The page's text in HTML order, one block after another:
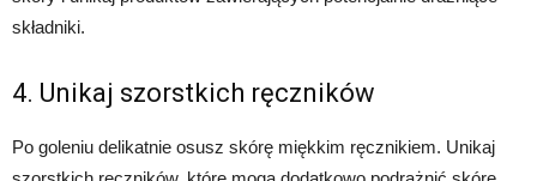
składniki.
4. Unikaj szorstkich ręczników
Po goleniu delikatnie osusz skórę miękkim ręcznikiem. Unikaj